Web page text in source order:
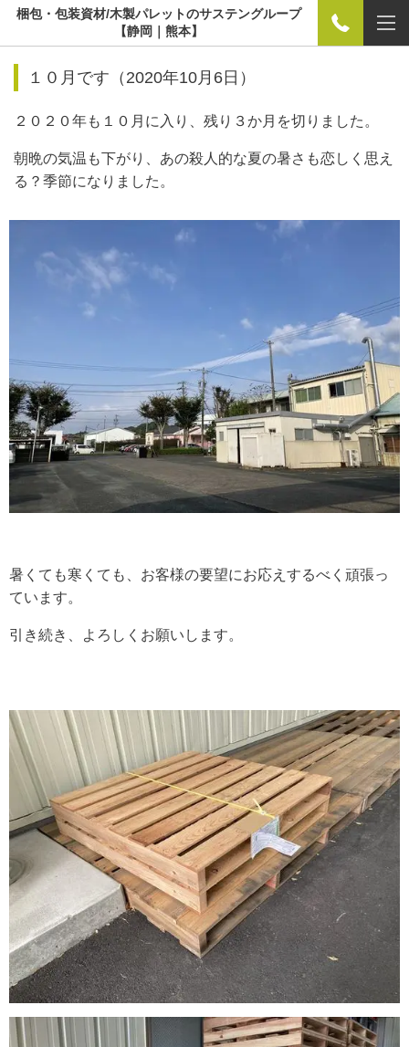
梱包・包装資材/木製パレットのサステングループ
【静岡｜熊本】
１０月です（2020年10月6日）
２０２０年も１０月に入り、残り３か月を切りました。
朝晩の気温も下がり、あの殺人的な夏の暑さも恋しく思え
る？季節になりました。
暑くても寒くても、お客様の要望にお応えするべく頑張っ
ています。
引き続き、よろしくお願いします。